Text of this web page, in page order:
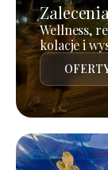
Wellness,
kolacje i